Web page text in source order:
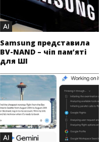
AI
Samsung представила
BV-NAND – чіп пам’яті
для ШІ
AI